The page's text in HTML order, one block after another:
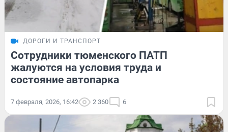
ДОРОГИ И ТРАНСПОРТ
Сотрудники тюменского ПАТП
жалуются на условия труда и
состояние автопарка
7 февраля, 2026, 16:42 2 360 6